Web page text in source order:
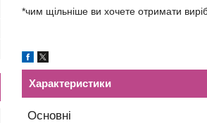
*чим щільніше ви хочете отримати
Характеристики
Основні